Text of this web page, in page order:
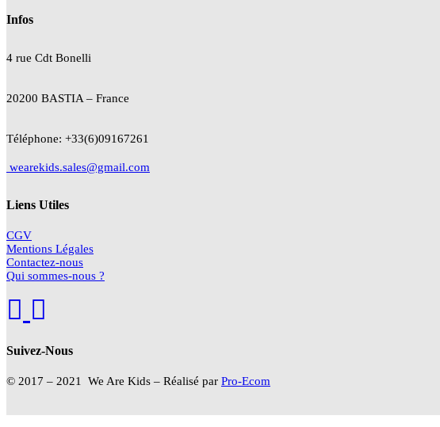
Infos
4 rue Cdt Bonelli
20200 BASTIA – France
Téléphone: +33(6)09167261
wearekids.sales@gmail.com
Liens Utiles
CGV
Mentions Légales
Contactez-nous
Qui sommes-nous ?
Suivez-Nous
© 2017 – 2021 We Are Kids – Réalisé par Pro-Ecom